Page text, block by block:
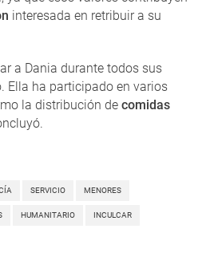
interesada en retribuir a su
a Dania durante todos sus
Ella ha participado en varios
la distribución de comidas
SERVICIO MENORES
HUMANITARIO INCULCAR